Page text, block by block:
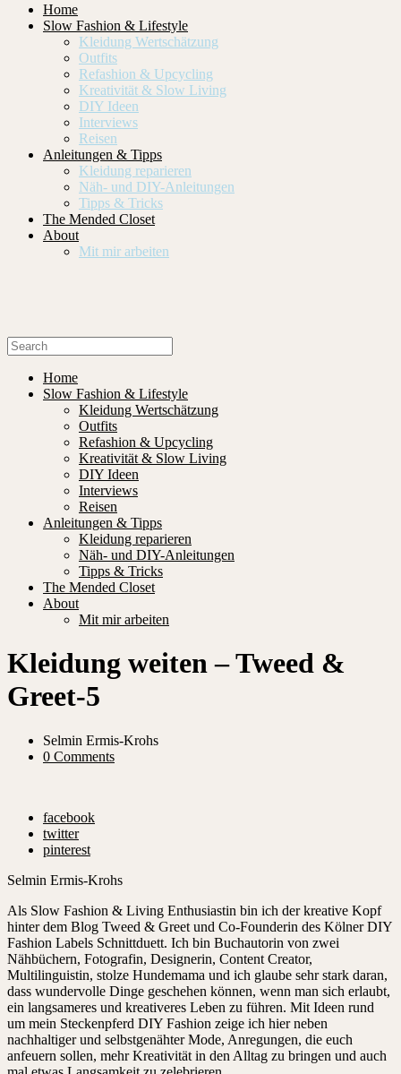
Home
Slow Fashion & Lifestyle
Kleidung Wertschätzung
Outfits
Refashion & Upcycling
Kreativität & Slow Living
DIY Ideen
Interviews
Reisen
Anleitungen & Tipps
Kleidung reparieren
Näh- und DIY-Anleitungen
Tipps & Tricks
The Mended Closet
About
Mit mir arbeiten
Home
Slow Fashion & Lifestyle
Kleidung Wertschätzung
Outfits
Refashion & Upcycling
Kreativität & Slow Living
DIY Ideen
Interviews
Reisen
Anleitungen & Tipps
Kleidung reparieren
Näh- und DIY-Anleitungen
Tipps & Tricks
The Mended Closet
About
Mit mir arbeiten
Kleidung weiten – Tweed &
Greet-5
Selmin Ermis-Krohs
0 Comments
facebook
twitter
pinterest
Selmin Ermis-Krohs
Als Slow Fashion & Living Enthusiastin bin ich der kreative Kopf
hinter dem Blog Tweed & Greet und Co-Founderin des Kölner DIY
Fashion Labels Schnittduett. Ich bin Buchautorin von zwei
Nähbüchern, Fotografin, Designerin, Content Creator,
Multilinguistin, stolze Hundemama und ich glaube sehr stark daran,
dass wundervolle Dinge geschehen können, wenn man sich erlaubt,
ein langsameres und kreativeres Leben zu führen. Mit Ideen rund
um mein Steckenpferd DIY Fashion zeige ich hier neben
nachhaltiger und selbstgenähter Mode, Anregungen, die euch
anfeuern sollen, mehr Kreativität in den Alltag zu bringen und auch